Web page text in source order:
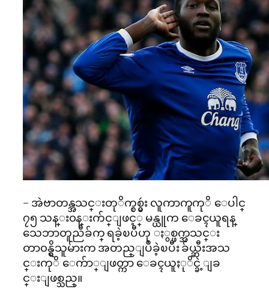
– အဲဗာတန္အသင္းတုိက္စစ္မွဴး လူကာကူကုိ ေပါင္
၇၅ သန္း၀န္းက်င္ျဖင့္ မန္ယူက ေခၚယူရန္
သေဘာတူညီခ်က္ ရခဲ့ၿပီဟု ႏွစ္ဖက္အသင္း
တာ၀န္ရွိသူမ်ားက အတည္ျပဳခဲ့ၿပီး ခ်ယ္ဆီးအသ
င္းကုိ ေက်ာ္ျဖတ္ကာ ေခၚယူႏုိင္ခဲ့ျခ
င္းျဖစ္သည္။